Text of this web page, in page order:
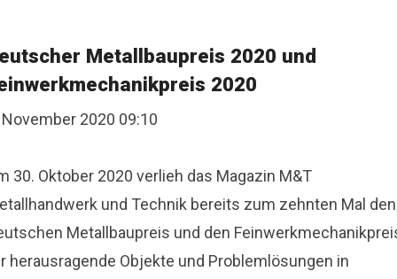
Metallbaupreis 2020 und
2020
2020 09:10
30. Oktober 2020 verlieh das Magazin M&T
und Technik bereits zum zehnten Mal den
Metallbaupreis und den
herausragende Objekte und Problemlösungen in